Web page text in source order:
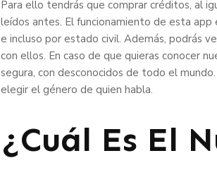
Para ello tendrás que comprar créditos, al
leídos antes. El funcionamiento de esta
e incluso por estado civil. Además, podrás
con ellos. En caso de que quieras conocer
segura, con desconocidos de todo el
elegir el género de quien habla.
¿Cuál Es El